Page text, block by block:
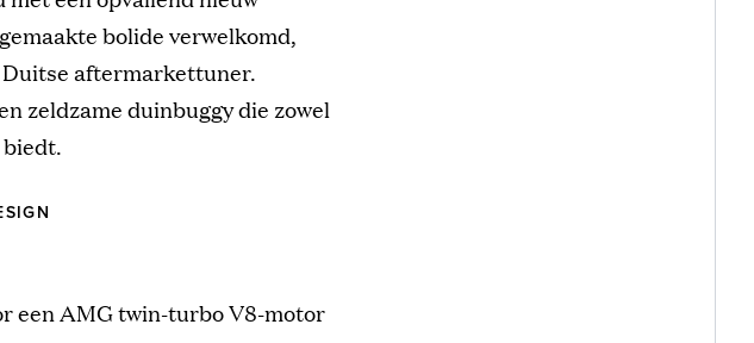
bolide verwelkomd,
aftermarkettuner.
zeldzame duinbuggy die zowel
een AMG twin-turbo V8-motor